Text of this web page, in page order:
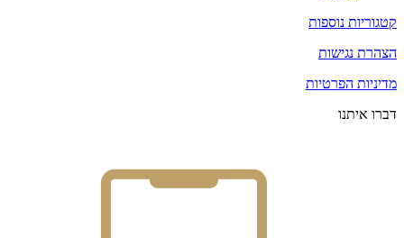
קטגוריות נוספות
הצהרת נגישות
מדיניות הפרטיות
דברו איתנו